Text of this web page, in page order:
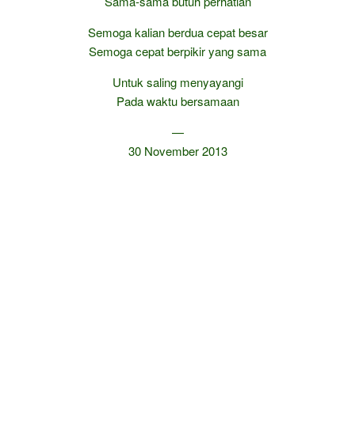
Semoga kalian berdua cepat besar
Semoga cepat berpikir yang sama
Untuk saling menyayangi
Pada waktu bersamaan
—
30 November 2013